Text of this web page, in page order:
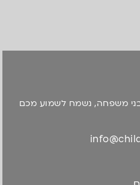
משפחה, נשמח לשמוע מכם